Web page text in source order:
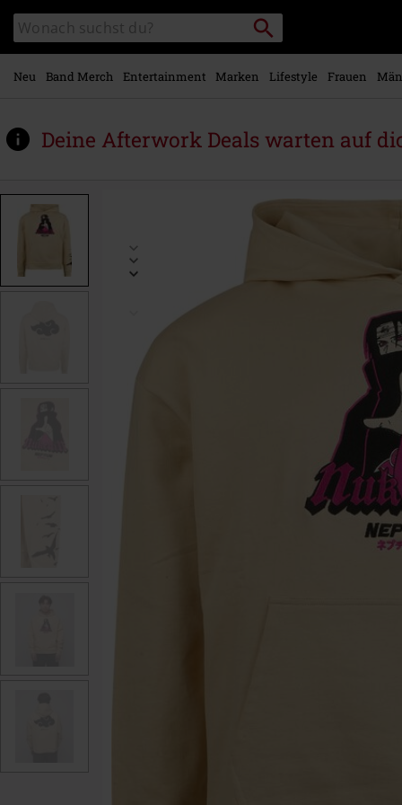
Hauptinhalt
springen
Katalog
durchsuchen
Packstation
suchen
Neu Band Merch Entertainment Marken Lifestyle Frauen
Deine Afterwork Deals warten auf
www.emp.at/p/shippuden-